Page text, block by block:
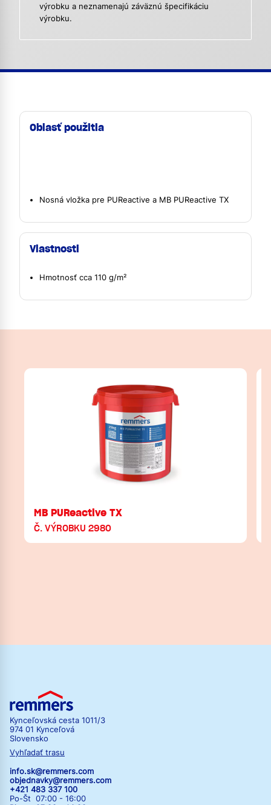
výrobku a neznamenajú záväznú špecifikáciu
výrobku.
Oblasť použitia
Nosná vložka pre PUReactive a MB PUReactive TX
Vlastnosti
Hmotnosť cca 110 g/m²
MB PUReactive TX
Č. VÝROBKU 2980
Kynceľovská cesta 1011/3
974 01 Kynceľová
Slovensko
Vyhľadať trasu
info.sk@remmers.com
objednavky@remmers.com
+421 483 337 100
Po-Št 07:00 - 16:00